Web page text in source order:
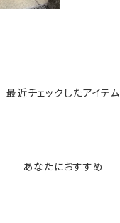
最近チェックしたアイテム
あなたにおすすめ